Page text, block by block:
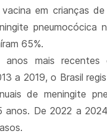
em crianças
pneumocócica
65%.
anos mais recentes
a 2019, o Brasil
de meningite
De 2022 a